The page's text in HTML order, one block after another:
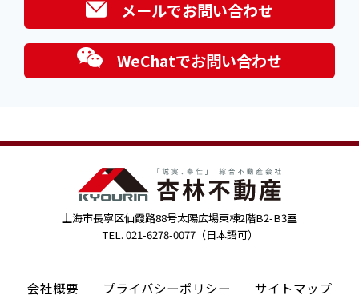
メールでお問い合わせ
WeChatでお問い合わせ
上海市長寧区仙霞路88号太陽広場東棟2階B2-B3室
TEL. 021-6278-0077（日本語可）
会社概要 プライバシーポリシー サイトマップ